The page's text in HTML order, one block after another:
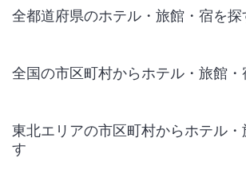
全都道府県のホテル・旅館・宿を探
全国の市区町村からホテル・旅館・
東北エリアの市区町村からホテル
す